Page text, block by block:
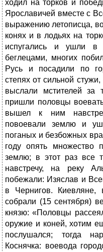
ходил на торков и
Ярославичей вместе с
выражению летописца,
конях и в лодьях на
испугались и ушли в
беглецами, многих
Русь и посадили по
степях от сильной
выслали мстителей
пришли половцы
вышел к ним
повоевали землю и
поганых и безбожных
году опять множество
землю; в этот раз все
навстречу, на реку
побежали: Изяслав и
в Чернигов. Киевляне,
собрали (15 сентября)
князю: «Половцы
оружие и коней, хотим
послушался; тогда
Коснячка: воевода